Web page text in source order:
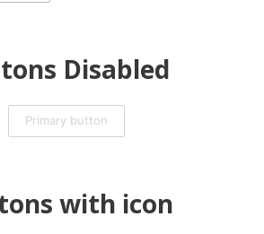
Disabled
Primary button
with icon